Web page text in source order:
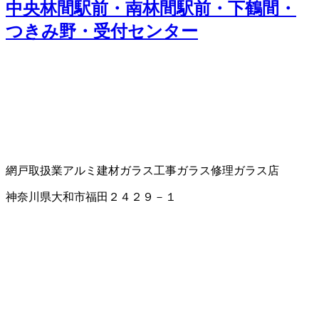
中央林間駅前・南林間駅前・下鶴間・
つきみ野・受付センター
網戸取扱業アルミ建材ガラス工事ガラス修理ガラス店
神奈川県大和市福田２４２９－１